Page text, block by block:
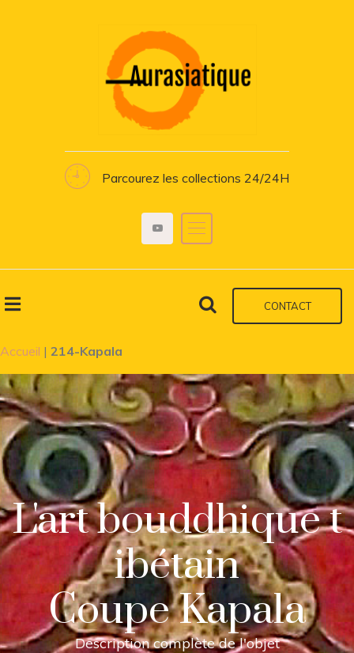
Parcourez les collections 24/24H
CONTACT
Accueil | 214-Kapala
L'art bouddhique t
ibétain
Coupe Kapala
Description complète de l'objet